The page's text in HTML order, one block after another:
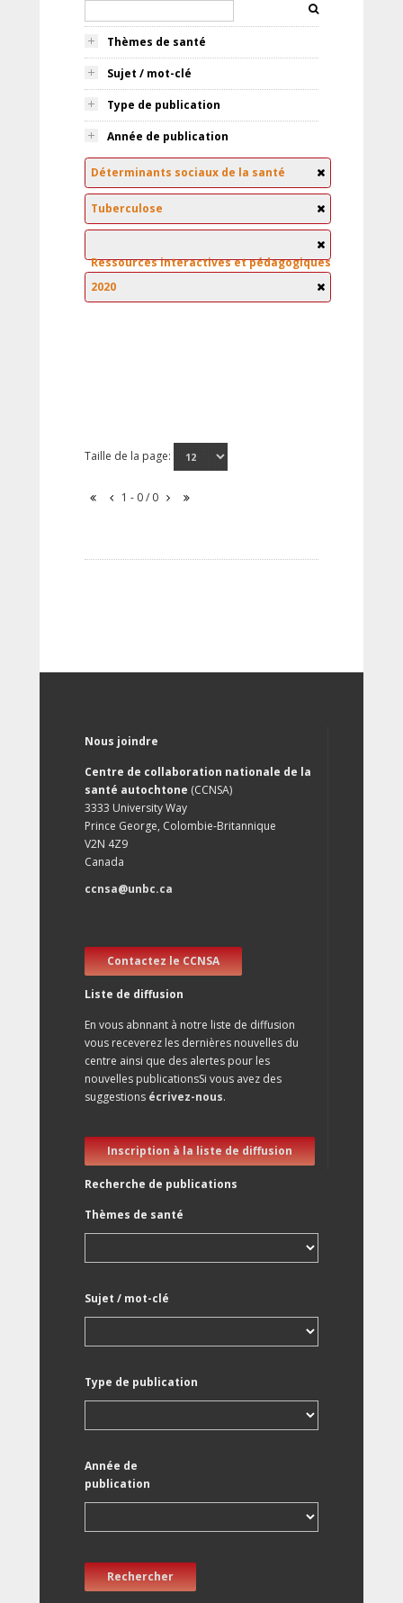
Thèmes de santé
Sujet / mot-clé
Type de publication
Année de publication
Déterminants sociaux de la santé
Tuberculose
Ressources interactives et pédagogiques
2020
Taille de la page:
1 - 0 / 0
Nous joindre
Centre de collaboration nationale de la
santé autochtone (CCNSA)
3333 University Way
Prince George, Colombie-Britannique
V2N 4Z9
Canada
ccnsa@unbc.ca
Contactez le CCNSA
Liste de diffusion
En vous abnnant à notre liste de diffusion
vous receverez les dernières nouvelles du
centre ainsi que des alertes pour les
nouvelles publicationsSi vous avez des
suggestions écrivez-nous.
Inscription à la liste de diffusion
Recherche de publications
Thèmes de santé
Sujet / mot-clé
Type de publication
Année de
publication
Rechercher